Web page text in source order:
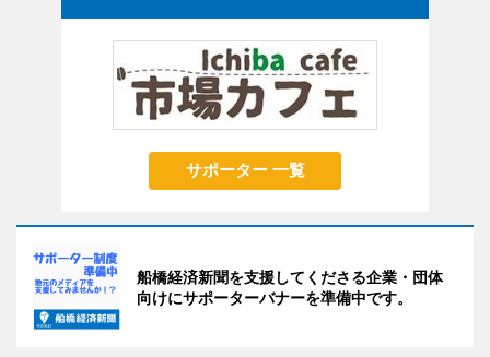
サポーター 一覧
船橋経済新聞を支援してくださる企業・団体
向けにサポーターバナーを準備中です。